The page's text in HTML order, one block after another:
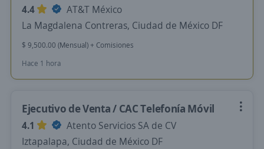
4.4
AT&T México
La Magdalena Contreras, Ciudad de México DF
$ 9,500.00 (Mensual) + Comisiones
Hace 1 hora
Ejecutivo de Venta / CAC Telefonía Móvil
4.1
Atento Servicios SA de CV
Iztapalapa, Ciudad de México DF